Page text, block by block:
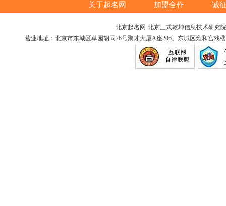
关于起名网 加盟合作 诚
北京起名网-北京三式乾坤信息技术研究
营业地址：北京市东城区草园胡同76号聚才大厦A座206、东城区雍和宫戏